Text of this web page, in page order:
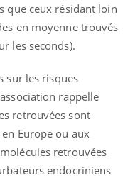
que ceux résidant loin
en moyenne trouvés
les seconds).
sur les risques
rappelle
retrouvées sont
Europe ou aux
retrouvées
endocriniens